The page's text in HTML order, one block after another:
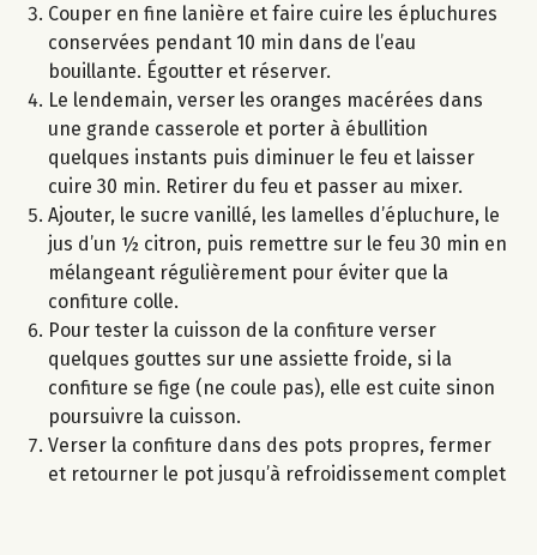
Couper en fine lanière et faire cuire les épluchures
conservées pendant 10 min dans de l’eau
bouillante. Égoutter et réserver.
Le lendemain, verser les oranges macérées dans
une grande casserole et porter à ébullition
quelques instants puis diminuer le feu et laisser
cuire 30 min. Retirer du feu et passer au mixer.
Ajouter, le sucre vanillé, les lamelles d’épluchure, le
jus d’un ½ citron, puis remettre sur le feu 30 min en
mélangeant régulièrement pour éviter que la
confiture colle.
Pour tester la cuisson de la confiture verser
quelques gouttes sur une assiette froide, si la
confiture se fige (ne coule pas), elle est cuite sinon
poursuivre la cuisson.
Verser la confiture dans des pots propres, fermer
et retourner le pot jusqu’à refroidissement complet